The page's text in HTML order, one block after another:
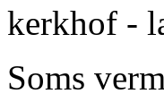
kerkhof -
Soms